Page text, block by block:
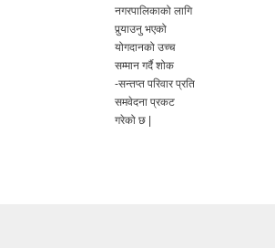
नगरपालिकाको लागि
पुर्‍याउनु भएको
योगदानको उच्च
सम्मान गर्दै शोक
-सन्तप्त परिवार प्रति
समवेदना प्रकट
गरेको छ |